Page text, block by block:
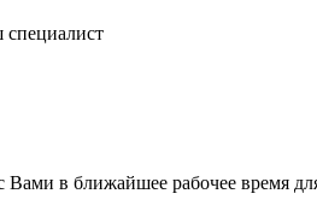
в ближайшее рабочее время